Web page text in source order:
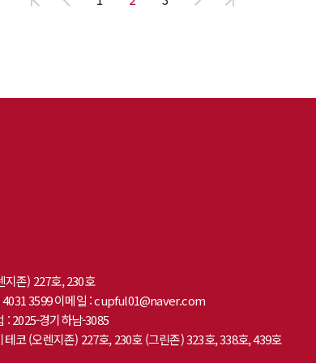
지존) 227호, 230호
3599이메일 : cupful01@naver.com
: 2025-경기하남-3085
코 (오렌지존) 227호, 230호 (그린존) 323호, 338호, 439호